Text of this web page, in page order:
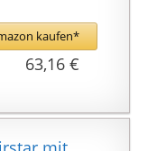
à nous
ferons
kaufen*
63,16 €